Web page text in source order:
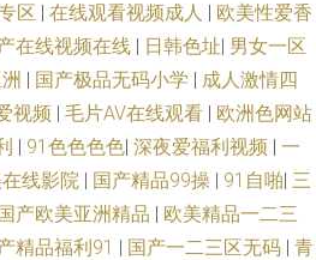
区 | 在线观看视频成人 | 欧美性爱香
在线视频在线 | 日韩色址| 男女一区
| 国产极品无码小学 | 成人激情四
视频 | 毛片AV在线观看 | 欧洲色网站
| 91色色色色| 深夜爱福利视频 | 一
线影院 | 国产精品99操 | 91自啪| 三
产欧美亚洲精品 | 欧美精品一二三
精品福利91 | 国产一二三区无码 | 青